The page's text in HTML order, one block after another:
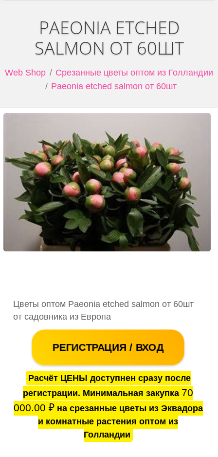
PAEONIA ETCHED
SALMON ОТ 60ШТ
Web Shop
Срезанные цветы оптом из Голландии
Paeonia etched salmon от 60шт
Цветы оптом Paeonia etched salmon от 60шт
от садовника из Европа
РЕГИСТРАЦИЯ / ВХОД
Расчёт ЦЕНЫ доступнен сразу после
регистрации. Минимальная закупка 70
000.00 ₽на срезанные цветы из Эквадора
и комнатные растения оптом из
Голландии